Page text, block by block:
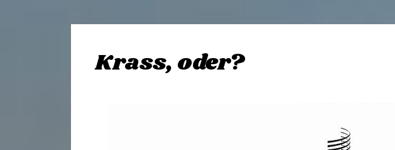
Krass, oder?